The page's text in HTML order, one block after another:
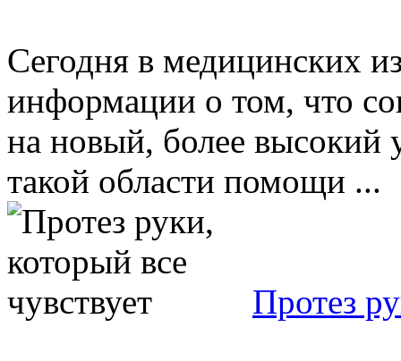
Сегодня в медицинских
информации о том, что
на новый, более высокий
такой области помощи ...
Протез